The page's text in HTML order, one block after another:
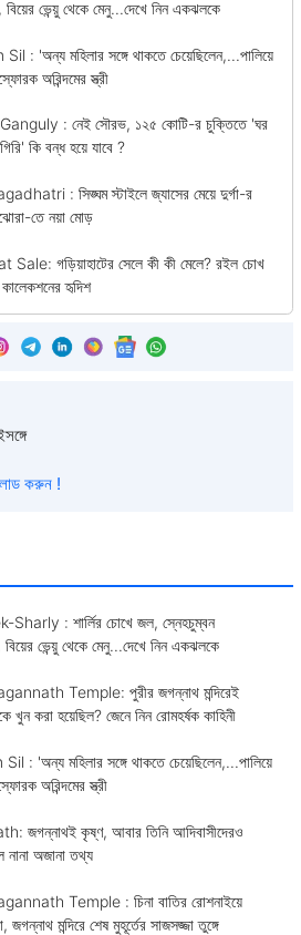
: শার্লির চোখে জল, স্নেহচুম্বন
ভেন্য়ু থেকে মেনু...দেখে নিন একঝলকে
Temple: পুরীর জগন্নাথ মন্দিরেই
খুন করা হয়েছিল? জেনে নিন রোমহর্ষক কাহিনী
: 'অন্য মহিলার সঙ্গে থাকতে চেয়েছিলেন,...পালিয়ে
অরিন্দমের স্ত্রী
জগন্নাথই কৃষ্ণ, আবার তিনি আদিবাসীদেরও
নানা অজানা তথ্য
Temple : চিনা বাতির রোশনাইয়ে
জগন্নাথ মন্দিরে শেষ মুহূর্তের সাজসজ্জা তুঙ্গে
ভেন্য়ু থেকে মেনু...দেখে নিন একঝলকে
: 'অন্য মহিলার সঙ্গে থাকতে চেয়েছিলেন,...পালিয়ে
অরিন্দমের স্ত্রী
: নেই সৌরভ, ১২৫ কোটি-র চুক্তিতে 'ঘর
কি বন্ধ হয়ে যাবে ?
: সিঙ্ঘম স্টাইলে জ্যাসের মেয়ে দুর্গা-র
তে নয়া মোড়
গড়িয়াহাটের সেলে কী কী মেলে? রইল চোখ
হৃদিশ
করুন !